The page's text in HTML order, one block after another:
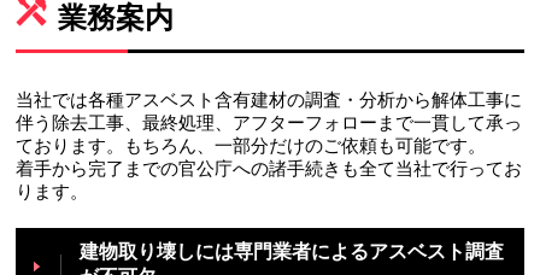
業務案内
当社では各種アスベスト含有建材の調査・分析から解体工事に
伴う除去工事、最終処理、アフターフォローまで一貫して承っ
ております。もちろん、一部分だけのご依頼も可能です。
着手から完了までの官公庁への諸手続きも全て当社で行ってお
ります。
建物取り壊しには専門業者によるアスベスト調査